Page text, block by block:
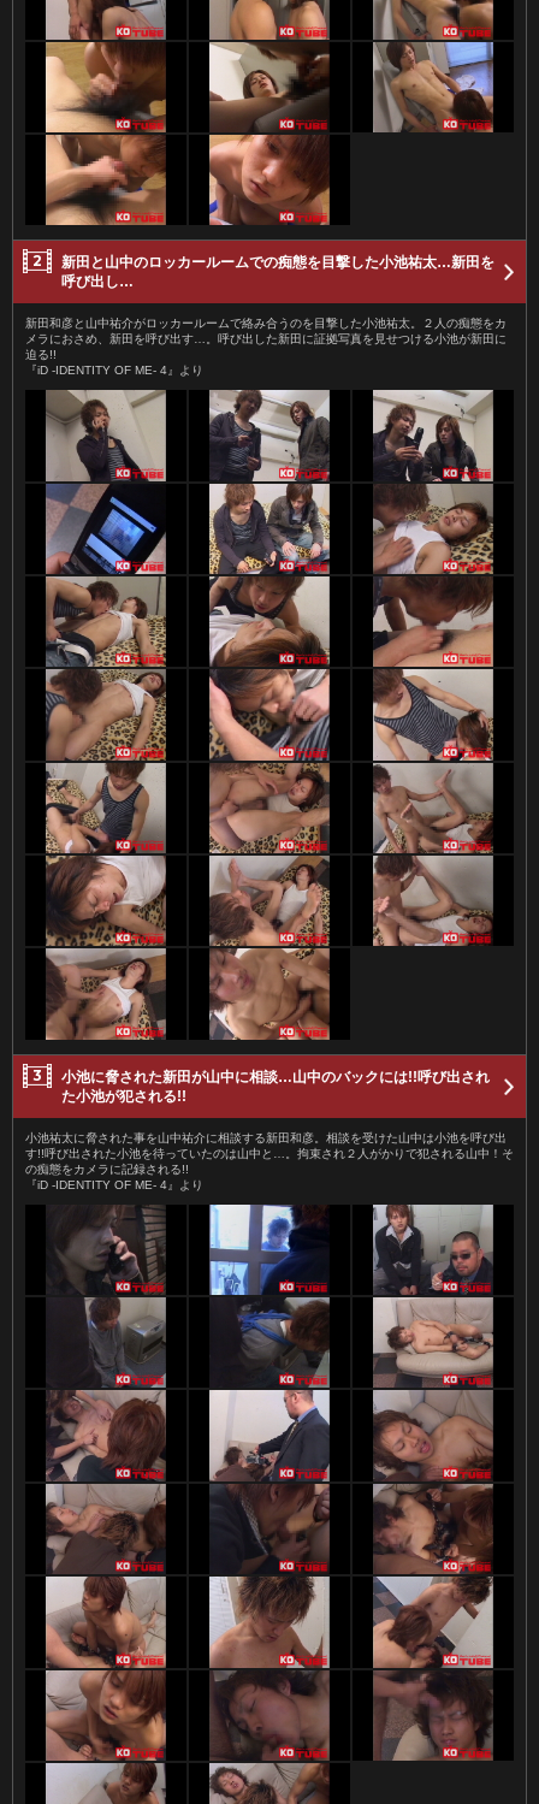
新田と山中のロッカールームでの痴態を目撃した小池祐太…新田を
呼び出し…
新田和彦と山中祐介がロッカールームで絡み合うのを目撃した小池祐太。２人の痴態をカ
メラにおさめ、新田を呼び出す…。呼び出した新田に証拠写真を見せつける小池が新田に
迫る!!
『iD -IDENTITY OF ME- 4』より
小池に脅された新田が山中に相談…山中のバックには!!呼び出され
た小池が犯される!!
小池祐太に脅された事を山中祐介に相談する新田和彦。相談を受けた山中は小池を呼び出
す!!呼び出された小池を待っていたのは山中と…。拘束され２人がかりで犯される山中！そ
の痴態をカメラに記録される!!
『iD -IDENTITY OF ME- 4』より